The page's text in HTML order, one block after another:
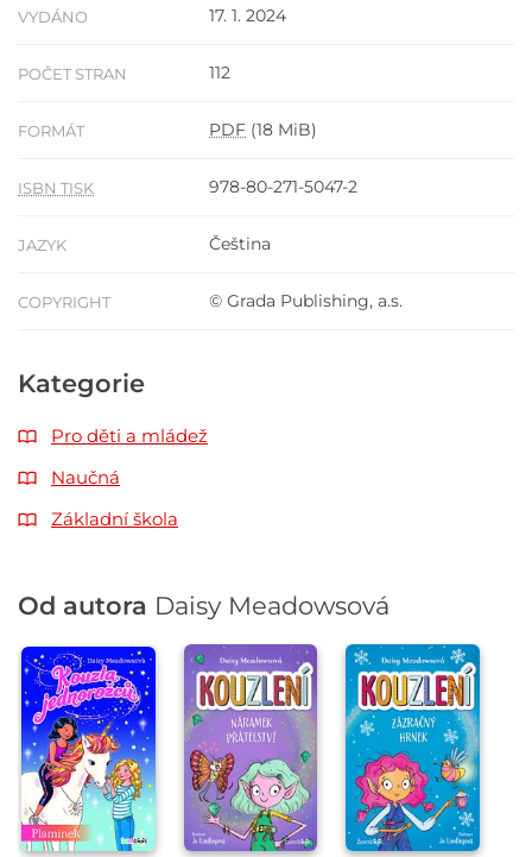
VYDÁNO 17. 1. 2024
POČET STRAN 112
FORMÁT PDF (18 MiB)
ISBN TISK 978-80-271-5047-2
JAZYK Čeština
COPYRIGHT © Grada Publishing, a.s.
Kategorie
Pro děti a mládež
Naučná
Základní škola
Od autora Daisy Meadowsová